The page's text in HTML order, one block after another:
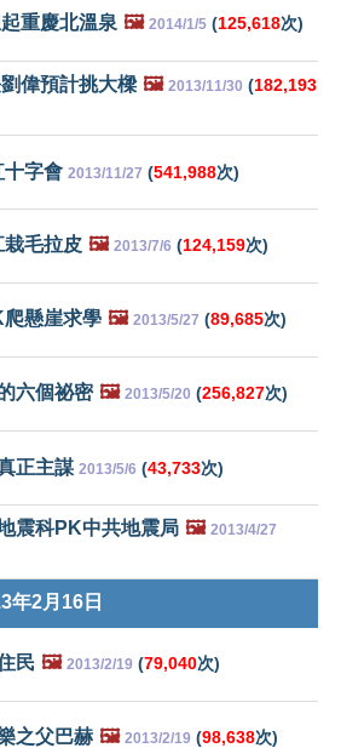
重慶北溫泉 🖼️ 2014/1/5 (125,618次)
偉預計挑大樑 🖼️ 2013/11/30 (182,193
字會 2013/11/27 (541,988次)
毛拉皮 🖼️ 2013/7/6 (124,159次)
懸崖求學 🖼️ 2013/5/27 (89,685次)
六個祕密 🖼️ 2013/5/20 (256,827次)
正主謀 2013/5/6 (43,733次)
震科PK中共地震局 🖼️ 2013/4/27
年2月16日
民 🖼️ 2013/2/19 (79,040次)
之父巴赫 🖼️ 2013/2/19 (98,638次)